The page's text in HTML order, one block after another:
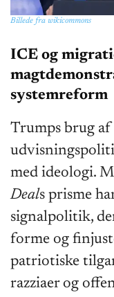
Billede fra wikicommons
ICE og
systemreform
Trumps brug af
med ideologi.
Deals prisme
signalpolitik,
forme og
patriotiske
razziaer og